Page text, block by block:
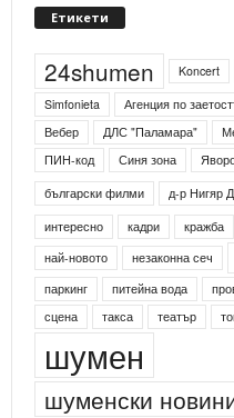
Етикети
24shumen Koncert
Simfonieta
Агенция по
Вебер
ДЛС "Паламара"
ПИН-код
Синя зона
български филми
д-р Нигяр
интересно кадри кражба
най-новото
незаконна сеч
паркинг питейна вода
сцена
такса театър
шумен
шуменски